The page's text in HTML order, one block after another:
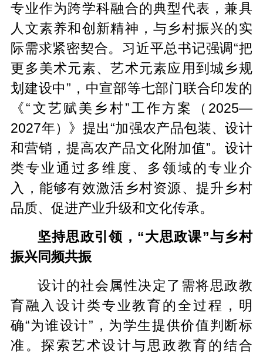
专业作为跨学科融合的典型代表，兼具
人文素养和创新精神，与乡村振兴的实
际需求紧密契合。习近平总书记强调“把
更多美术元素、艺术元素应用到城乡规
划建设中”，中宣部等七部门联合印发的
《“文艺赋美乡村”工作方案（2025—
2027年）》提出“加强农产品包装、设计
和营销，提高农产品文化附加值”。设计
类专业通过多维度、多领域的专业介
入，能够有效激活乡村资源、提升乡村
品质、促进产业升级和文化传承。
坚持思政引领，“大思政课”与乡村
振兴同频共振
设计的社会属性决定了需将思政教
育融入设计类专业教育的全过程，明
确“为谁设计”，为学生提供价值判断标
准。探索艺术设计与思政教育的结合